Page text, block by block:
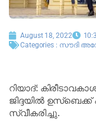
August 18, 2022
Categories : സൗദി
റിയാദ്:
ജിദ്ദയിൽ
സ്വീകരിച്ചു.